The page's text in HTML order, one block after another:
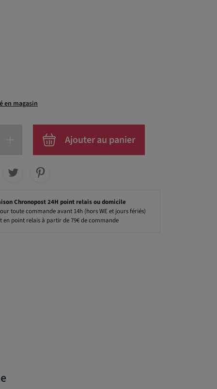
en magasin
Ajouter au panier
Chronopost 24H point relais ou domicile
toute commande avant 14h (hors WE et jours fériés)
en point relais à partir de 79€ de commande